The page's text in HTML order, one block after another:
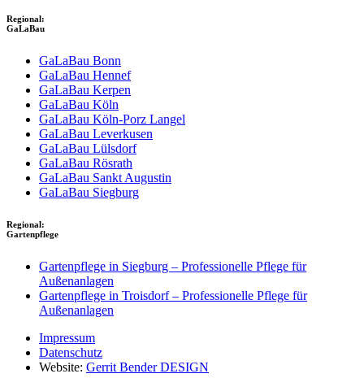
Regional:
GaLaBau
GaLaBau Bonn
GaLaBau Hennef
GaLaBau Kerpen
GaLaBau Köln
GaLaBau Köln-Porz Langel
GaLaBau Leverkusen
GaLaBau Lülsdorf
GaLaBau Rösrath
GaLaBau Sankt Augustin
GaLaBau Siegburg
Regional:
Gartenpflege
Gartenpflege in Siegburg – Professionelle Pflege für
Außenanlagen
Gartenpflege in Troisdorf – Professionelle Pflege für
Außenanlagen
Impressum
Datenschutz
Website: Gerrit Bender DESIGN